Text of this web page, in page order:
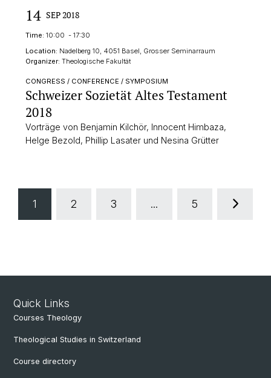
14 SEP 2018
Time: 10:00 - 17:30
Location: Nadelberg 10, 4051 Basel, Grosser Seminarraum
Organizer: Theologische Fakultät
CONGRESS / CONFERENCE / SYMPOSIUM
Schweizer Sozietät Altes Testament
2018
Vorträge von Benjamin Kilchör, Innocent Himbaza,
Helge Bezold, Phillip Lasater und Nesina Grütter
1 2 3 ... 5
Quick Links
Courses Theology
Theological Studies in Switzerland
Course directory